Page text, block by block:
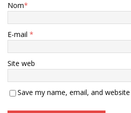
Nom*
E-mail *
Site web
Save my name, email, and